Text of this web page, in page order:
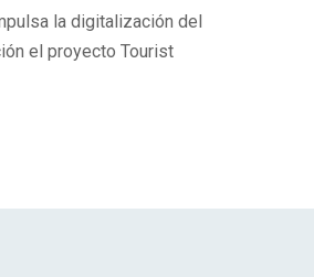
la digitalización del
el proyecto Tourist